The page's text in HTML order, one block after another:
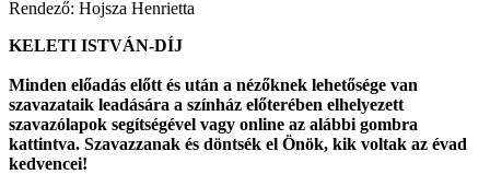
Rendező: Hojsza Henrietta
KELETI ISTVÁN-DÍJ
Minden előadás előtt és után a nézőknek lehetősége van
szavazataik leadására a színház előterében elhelyezett
szavazólapok segítségével vagy online az alábbi gombra
kattintva. Szavazzanak és döntsék el Önök, kik voltak az évad
kedvencei!